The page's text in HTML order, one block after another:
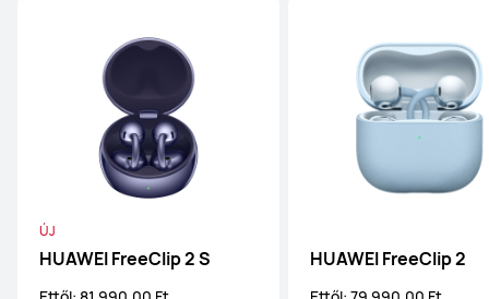
ÚJ
HUAWEI FreeClip 2 S HUAWEI FreeClip 2